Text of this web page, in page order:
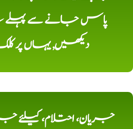
پاس جانے سے پہلے یہ
دیکھیں, یہاں پر
جریان، احتلام، کیلئے